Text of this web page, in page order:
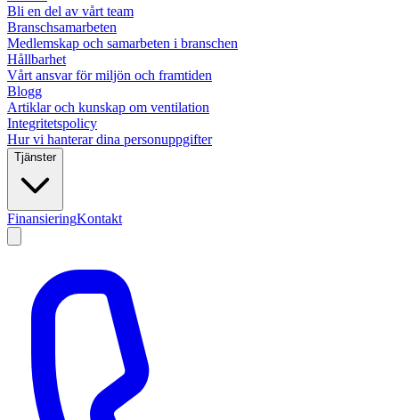
Bli en del av vårt team
Branschsamarbeten
Medlemskap och samarbeten i branschen
Hållbarhet
Vårt ansvar för miljön och framtiden
Blogg
Artiklar och kunskap om ventilation
Integritetspolicy
Hur vi hanterar dina personuppgifter
Tjänster
FinansieringKontakt